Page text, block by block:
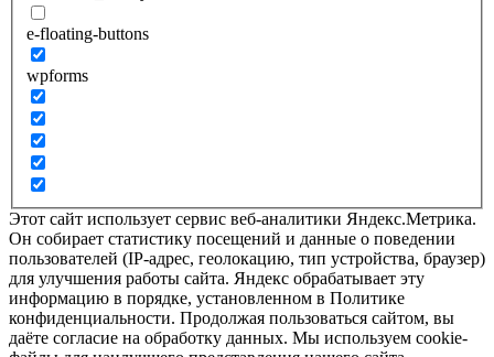
e-floating-buttons
wpforms
Этот сайт использует сервис веб-аналитики Яндекс.Метрика.
Он собирает статистику посещений и данные о поведении
пользователей (IP-адрес, геолокацию, тип устройства, браузер)
для улучшения работы сайта. Яндекс обрабатывает эту
информацию в порядке, установленном в Политике
конфиденциальности. Продолжая пользоваться сайтом, вы
даёте согласие на обработку данных. Мы используем cookie-